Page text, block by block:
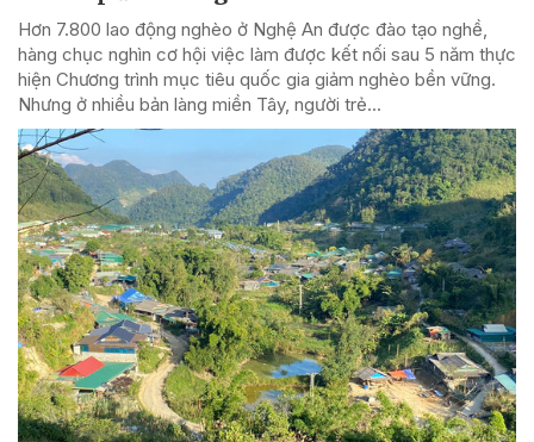
Hơn 7.800 lao động nghèo ở Nghệ An được đào tạo nghề,
hàng chục nghìn cơ hội việc làm được kết nối sau 5 năm thực
hiện Chương trình mục tiêu quốc gia giảm nghèo bền vững.
Nhưng ở nhiều bản làng miền Tây, người trẻ...